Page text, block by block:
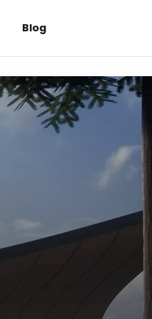
Blog